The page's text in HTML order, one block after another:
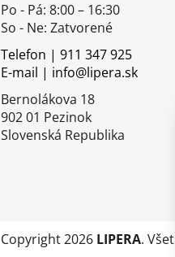
Po - Pá: 8:00 – 16:30
So - Ne: Zatvorené
Telefon | 911 347 925
E-mail | info@lipera.sk
Bernolákova 18
902 01 Pezinok
Slovenská Republika
Copyright 2026 LIPERA.